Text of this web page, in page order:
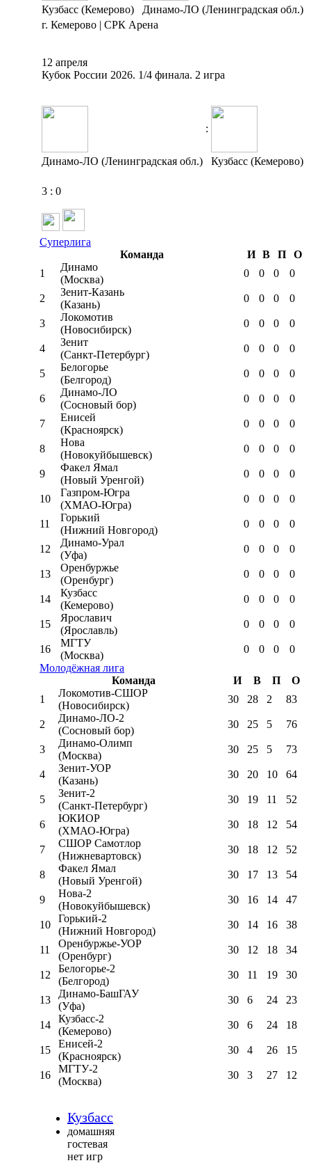
Кузбасс (Кемерово)
Динамо-ЛО (Ленинградская обл.)
г. Кемерово | СРК Арена
12 апреля
Кубок России 2026. 1/4 финала. 2 игра
:
Динамо-ЛО (Ленинградская обл.) Кузбасс (Кемерово)
3 : 0
Суперлига
Команда
И В П
О
1
Динамо
(Москва)
0 0 0 0
2
Зенит-Казань
(Казань)
0 0 0 0
3
Локомотив
(Новосибирск)
0 0 0 0
4
Зенит
(Санкт-Петербург)
0 0 0 0
5
Белогорье
(Белгород)
0 0 0 0
6
Динамо-ЛО
(Сосновый бор)
0 0 0 0
7
Енисей
(Красноярск)
0 0 0 0
8
Нова
(Новокуйбышевск)
0 0 0 0
9
Факел Ямал
(Новый Уренгой)
0 0 0 0
10
Газпром-Югра
(ХМАО-Югра)
0 0 0 0
11
Горький
(Нижний Новгород)
0 0 0 0
12
Динамо-Урал
(Уфа)
0 0 0 0
13
Оренбуржье
(Оренбург)
0 0 0 0
14
Кузбасс
(Кемерово)
0 0 0 0
15
Ярославич
(Ярославль)
0 0 0 0
16
МГТУ
(Москва)
0 0 0
0
Молодёжная лига
Команда
И В П
О
1
Локомотив-CШОР
(Новосибирск)
30 28 2 83
2
Динамо-ЛО-2
(Сосновый бор)
30 25 5 76
3
Динамо-Олимп
(Москва)
30 25 5 73
4
Зенит-УОР
(Казань)
30 20 10 64
5
Зенит-2
(Санкт-Петербург)
30 19 11 52
6
ЮКИОР
(ХМАО-Югра)
30 18 12 54
7
СШОР Самотлор
(Нижневартовск)
30 18 12 52
8
Факел Ямал
(Новый Уренгой)
30 17 13 54
9
Нова-2
(Новокуйбышевск)
30 16 14 47
10
Горький-2
(Нижний Новгород)
30 14 16 38
11
Оренбуржье-УОР
(Оренбург)
30 12 18 34
12
Белогорье-2
(Белгород)
30 11 19 30
13
Динамо-БашГАУ
(Уфа)
30 6 24 23
14
Кузбасс-2
(Кемерово)
30 6 24 18
15
Енисей-2
(Красноярск)
30 4 26 15
16
МГТУ-2
(Москва)
30 3 27 12
Кузбасс
домашняя
гостевая
нет игр